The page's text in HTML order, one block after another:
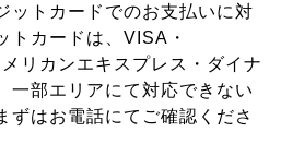
ットカードでのお支払いに対
トカードは、VISA・
リカンエキスプレス・ダイナ
一部エリアにて対応できない
ずはお電話にてご確認くださ